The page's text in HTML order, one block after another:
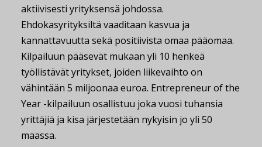
aktiivisesti yrityksensä johdossa.
Ehdokasyrityksiltä vaaditaan kasvua ja
kannattavuutta sekä positiivista omaa pääomaa.
Kilpailuun pääsevät mukaan yli 10 henkeä
työllistävät yritykset, joiden liikevaihto on
vähintään 5 miljoonaa euroa. Entrepreneur of the
Year -kilpailuun osallistuu joka vuosi tuhansia
yrittäjiä ja kisa järjestetään nykyisin jo yli 50
maassa.